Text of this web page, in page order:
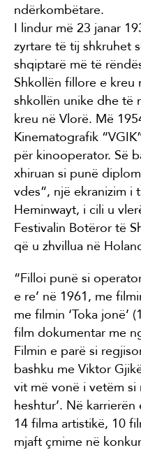
ndërkombëtare.
I lindur më 23 janar
zyrtare të tij shkruhet
shqiptarë më të
Shkollën fillore e kreu
shkollën unike dhe të
kreu në Vlorë. Më
Kinematografik
për kinooperator. Së
xhiruan si punë
vdes”, një ekranizim i
Heminwayt, i cili u
Festivalin Botëror të
që u zhvillua në
“Filloi punë si
e re’ në 1961, me
me filmin ‘Toka jonë’
film dokumentar me
Filmin e parë si
bashku me Viktor
vit më vonë i vetëm si
heshtur’. Në
14 filma artistikë, 10
mjaft çmime në